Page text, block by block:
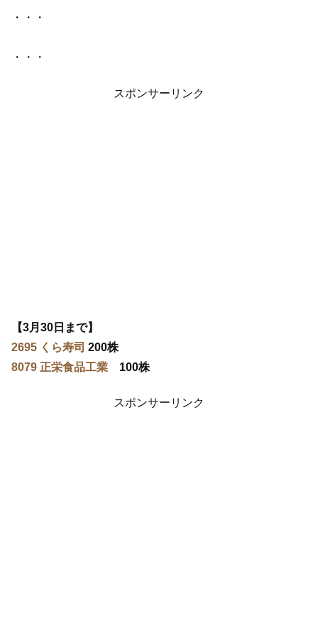
・・・
・・・
スポンサーリンク
【3月30日まで】
2695 くら寿司 200株
8079 正栄食品工業 100株
スポンサーリンク